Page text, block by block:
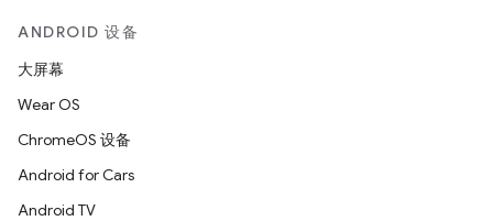
ANDROID 设备
大屏幕
Wear OS
ChromeOS 设备
Android for Cars
Android TV